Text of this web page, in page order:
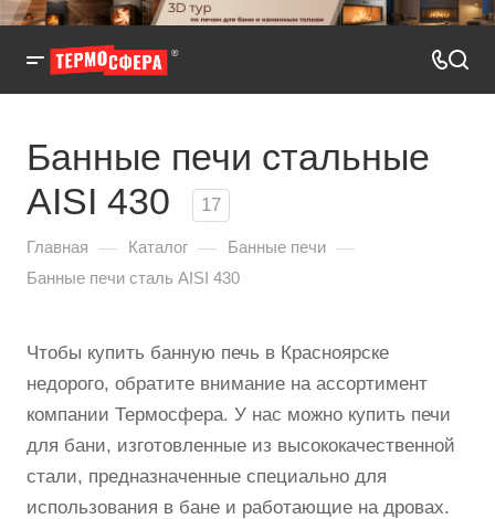
Банные печи стальные
AISI 430
17
Главная — Каталог — Банные печи —
Банные печи сталь AISI 430
Чтобы купить банную печь в Красноярске
недорого, обратите внимание на ассортимент
компании Термосфера. У нас можно купить печи
для бани, изготовленные из высококачественной
стали, предназначенные специально для
использования в бане и работающие на дровах.